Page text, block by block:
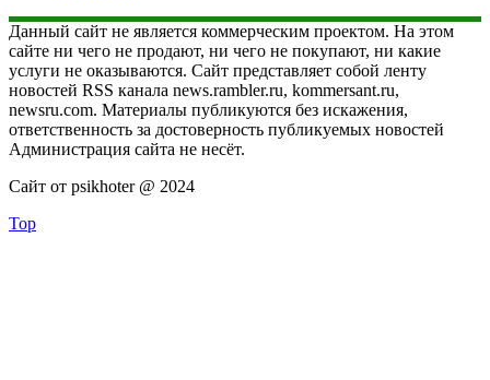
Данный сайт не является коммерческим проектом. На этом
сайте ни чего не продают, ни чего не покупают, ни какие
услуги не оказываются. Сайт представляет собой ленту
новостей RSS канала news.rambler.ru, kommersant.ru,
newsru.com. Материалы публикуются без искажения,
ответственность за достоверность публикуемых новостей
Администрация сайта не несёт.
Сайт от psikhoter @ 2024
Top